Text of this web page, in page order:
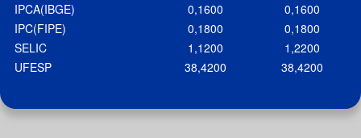
IPCA(IBGE)
0,1600
0,1600
IPC(FIPE)
0,1800
0,1800
SELIC
1,1200
1,2200
UFESP
38,4200 38,4200